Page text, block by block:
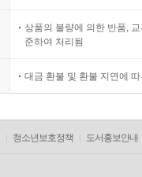
상품의 불량에 의한 반품,
준하여 처리됨
대금 환불 및 환불 지연에
청소년보호정책 도서홍보안내